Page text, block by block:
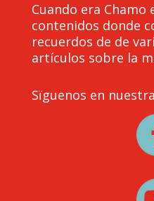
Cuando era
contenidos donde
recuerdos de de
artículos sobre la
Sïguenos en